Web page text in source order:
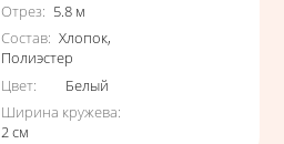
Отрез: 5.8 м
Состав: Хлопок,
Полиэстер
Цвет:
Белый
Ширина кружева:
2см